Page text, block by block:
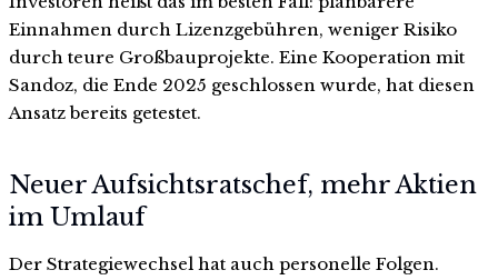
Einnahmen durch Lizenzgebühren, weniger Risiko
durch teure Großbauprojekte. Eine Kooperation mit
Sandoz, die Ende 2025 geschlossen wurde, hat diesen
Ansatz bereits getestet.
Neuer Aufsichtsratschef, mehr Aktien
im Umlauf
Der Strategiewechsel hat auch personelle Folgen.